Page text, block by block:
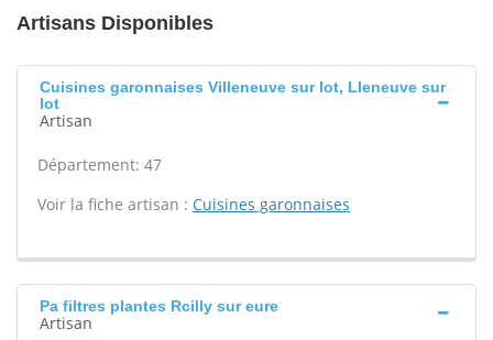
Artisans Disponibles
Cuisines garonnaises Villeneuve sur lot, Lleneuve sur
lot
Artisan
Département: 47
Voir la fiche artisan : Cuisines garonnaises
Pa filtres plantes Rcilly sur eure
Artisan